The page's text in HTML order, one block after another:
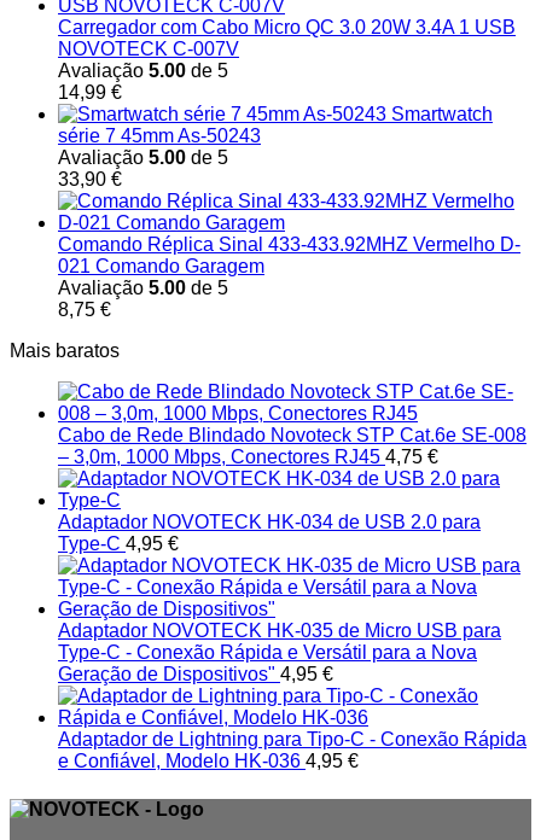
Carregador com Cabo Micro QC 3.0 20W 3.4A 1 USB
NOVOTECK C-007V
Avaliação 5.00 de 5
14,99 €
Smartwatch
série 7 45mm As-50243
Avaliação 5.00 de 5
33,90 €
Comando Réplica Sinal 433-433.92MHZ Vermelho D-
021 Comando Garagem
Avaliação 5.00 de 5
8,75 €
Mais baratos
Cabo de Rede Blindado Novoteck STP Cat.6e SE-008
– 3,0m, 1000 Mbps, Conectores RJ45 4,75 €
Adaptador NOVOTECK HK-034 de USB 2.0 para
Type-C 4,95 €
Adaptador NOVOTECK HK-035 de Micro USB para
Type-C - Conexão Rápida e Versátil para a Nova
Geração de Dispositivos" 4,95 €
Adaptador de Lightning para Tipo-C - Conexão Rápida
e Confiável, Modelo HK-036 4,95 €